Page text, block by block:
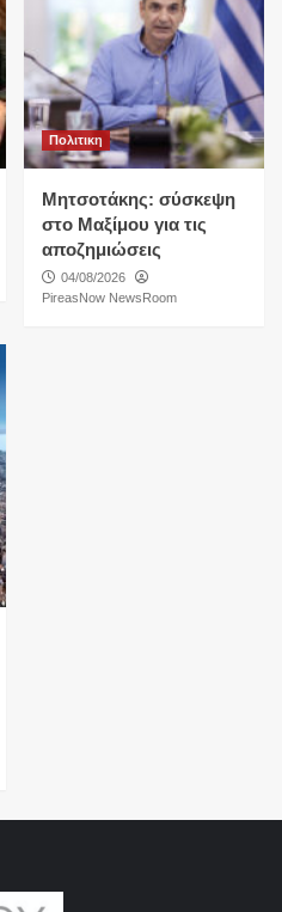
Πολιτικη
Μητσοτάκης: σύσκεψη
στο Μαξίμου για τις
αποζημιώσεις
04/08/2026
PireasNow NewsRoom